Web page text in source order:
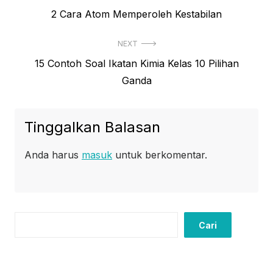
Previous
2 Cara Atom Memperoleh Kestabilan
NEXT
Next15 Contoh Soal Ikatan Kimia Kelas 10 Pilihan
Ganda
Tinggalkan Balasan
Anda harus masuk untuk berkomentar.
Cari